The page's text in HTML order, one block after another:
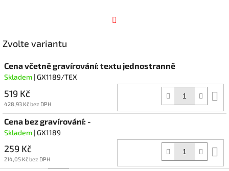
Zvolte variantu
Cena včetně gravírování: textu jednostranně
Skladem | GX1189/TEX
519 Kč
428,93 Kč bez DPH
Cena bez gravírování: -
Skladem | GX1189
259 Kč
214,05 Kč bez DPH